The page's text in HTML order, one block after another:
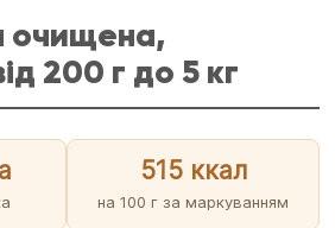
очищена,
200 г до 5 кг
515 ккал
на 100 г за маркуванням